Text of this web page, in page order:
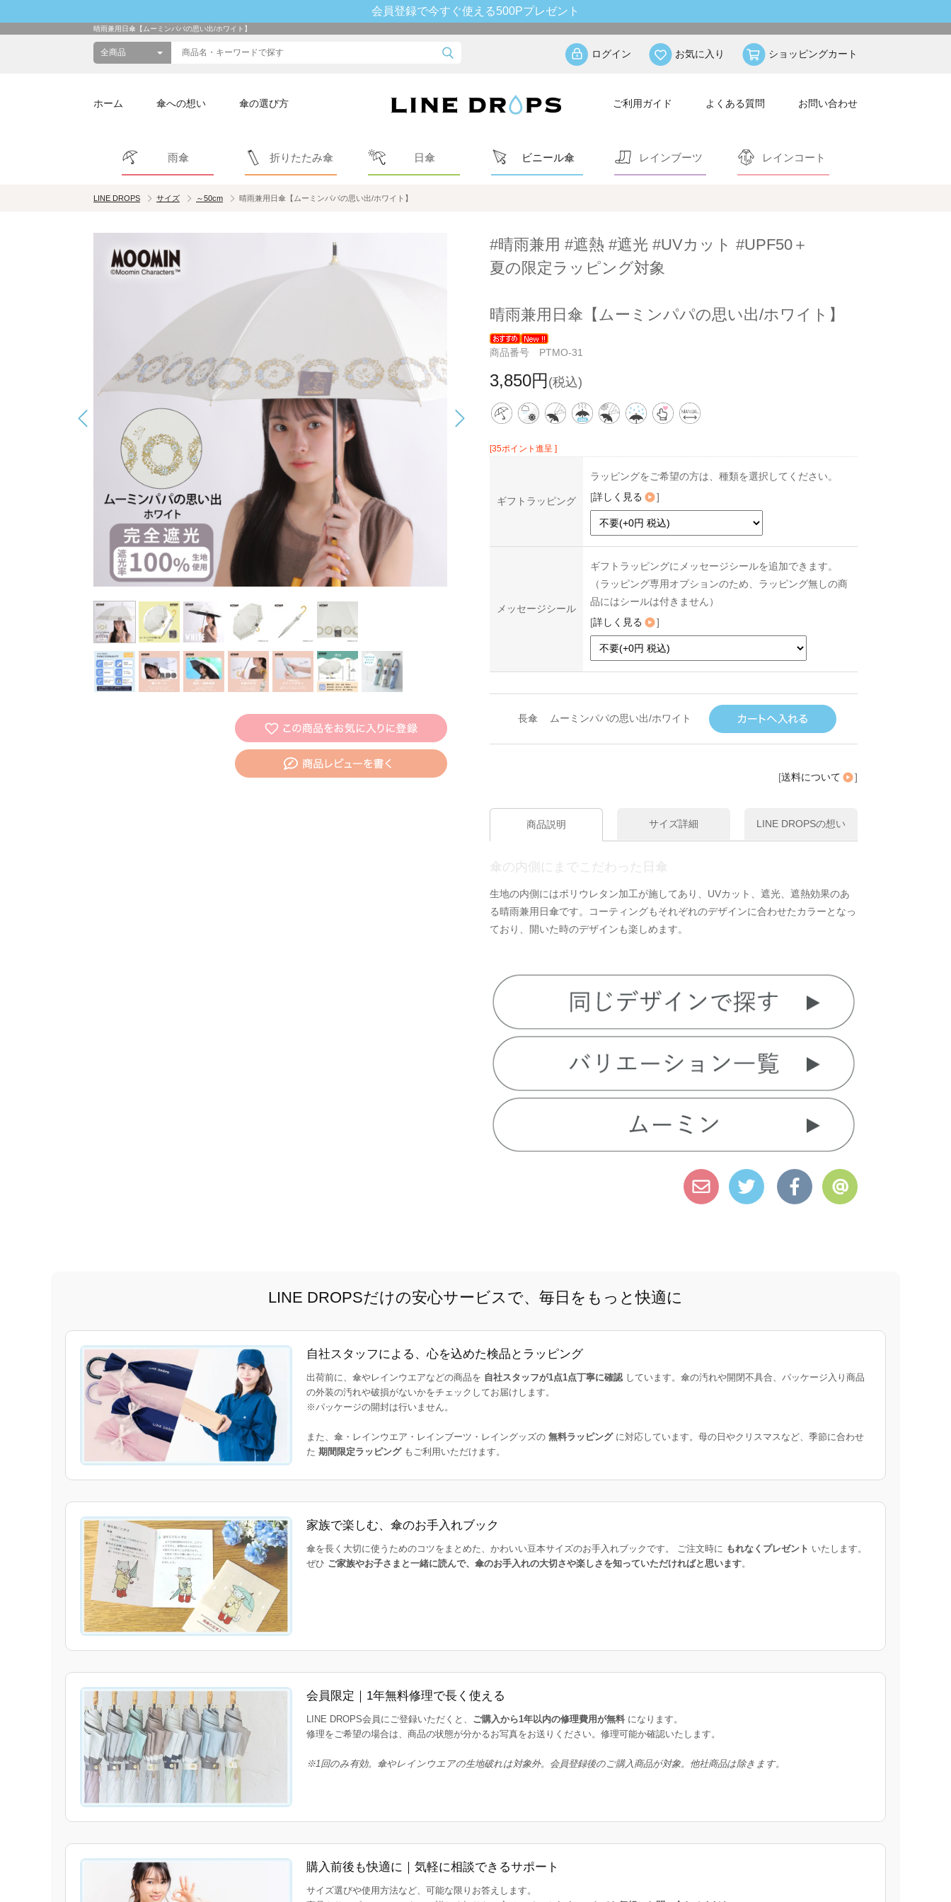
会員登録で今すぐ使える500Pプレゼント
晴雨兼用日傘【ムーミンパパの思い出/ホワイト】
ログイン お気に入り ショッピングカート
ホーム 傘への想い 傘の選び方 ご利用ガイド よくある質問 お問い合わせ
雨傘 折りたたみ傘 日傘 ビニール傘 レインブーツ レインコート
LINE DROPS サイズ ～50cm 晴雨兼用日傘【ムーミンパパの思い出/ホワイト】
#晴雨兼用 #遮熱 #遮光 #UVカット #UPF50＋
夏の限定ラッピング対象
晴雨兼用日傘【ムーミンパパの思い出/ホワイト】
商品番号 PTMO-31
3,850円 (税込)
[35ポイント進呈 ]
ギフトラッピング
ラッピングをご希望の方は、種類を選択してください。
[詳しく見る ]
メッセージシール
ギフトラッピングにメッセージシールを追加できます。
（ラッピング専用オプションのため、ラッピング無しの商
品にはシールは付きません）
[詳しく見る ]
長傘 ムーミンパパの思い出/ホワイト
[送料について ]
商品説明 サイズ詳細 LINE DROPSの想い
傘の内側にまでこだわった日傘
生地の内側にはポリウレタン加工が施してあり、UVカット、遮光、遮熱効果のあ
る晴雨兼用日傘です。コーティングもそれぞれのデザインに合わせたカラーとなっ
ており、開いた時のデザインも楽しめます。
LINE DROPSだけの安心サービスで、毎日をもっと快適に
自社スタッフによる、心を込めた検品とラッピング
出荷前に、傘やレインウエアなどの商品を 自社スタッフが1点1点丁寧に確認しています。傘の汚れや開閉不具合、パッケージ入り商品
の外装の汚れや破損がないかをチェックしてお届けします。
※パッケージの開封は行いません。
また、傘・レインウエア・レインブーツ・レイングッズの 無料ラッピングに対応しています。母の日やクリスマスなど、季節に合わせ
た 期間限定ラッピングもご利用いただけます。
家族で楽しむ、傘のお手入れブック
傘を長く大切に使うためのコツをまとめた、かわいい豆本サイズのお手入れブックです。 ご注文時に もれなくプレゼント いたします。
ぜひ ご家族やお子さまと一緒に読んで、傘のお手入れの大切さや楽しさを知っていただければと思います。
会員限定｜1年無料修理で長く使える
LINE DROPS会員にご登録いただくと、 ご購入から1年以内の修理費用が無料になります。
修理をご希望の場合は、商品の状態が分かるお写真をお送りください。修理可能か確認いたします。
※1回のみ有効。傘やレインウエアの生地破れは対象外。会員登録後のご購入商品が対象。他社商品は除きます。
購入前後も快適に｜気軽に相談できるサポート
サイズ選びや使用方法など、可能な限りお答えします。